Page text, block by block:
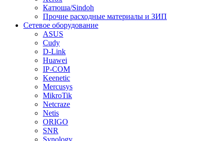
Катюша/Sindoh
Прочие расходные материалы и ЗИП
Сетевое оборудование
ASUS
Cudy
D-Link
Huawei
IP-COM
Keenetic
Mercusys
MikroTik
Netcraze
Netis
ORIGO
SNR
Synology